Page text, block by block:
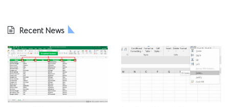
Recent News